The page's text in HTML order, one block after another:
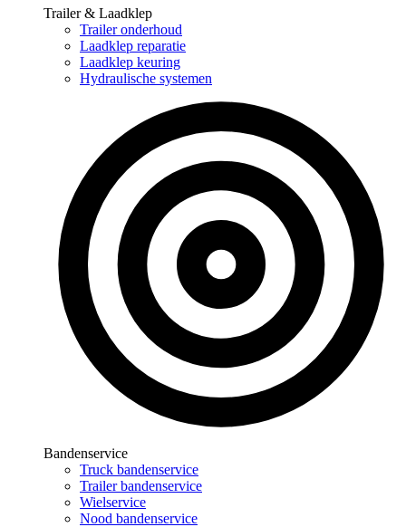
Trailer & Laadklep
Trailer onderhoud
Laadklep reparatie
Laadklep keuring
Hydraulische systemen
Bandenservice
Truck bandenservice
Trailer bandenservice
Wielservice
Nood bandenservice